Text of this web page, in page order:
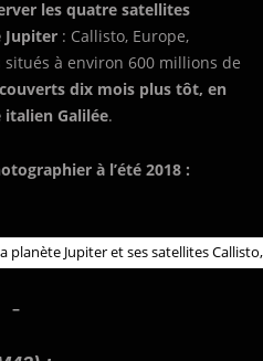
les quatre satellites
: Callisto, Europe,
situés à environ 600 millions de
dix mois plus tôt, en
italien Galilée.
à l’été 2018 :
planète Jupiter et ses satellites
–